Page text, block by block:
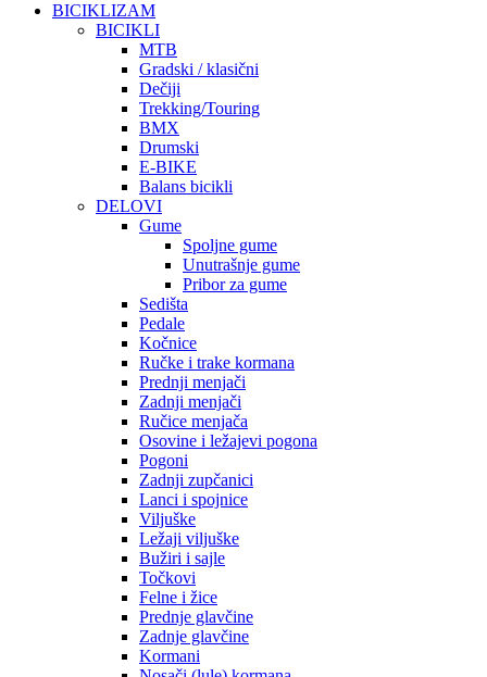
BICIKLIZAM
BICIKLI
MTB
Gradski / klasični
Dečiji
Trekking/Touring
BMX
Drumski
E-BIKE
Balans bicikli
DELOVI
Gume
Spoljne gume
Unutrašnje gume
Pribor za gume
Sedišta
Pedale
Kočnice
Ručke i trake kormana
Prednji menjači
Zadnji menjači
Ručice menjača
Osovine i ležajevi pogona
Pogoni
Zadnji zupčanici
Lanci i spojnice
Viljuške
Ležaji viljuške
Bužiri i sajle
Točkovi
Felne i žice
Prednje glavčine
Zadnje glavčine
Kormani